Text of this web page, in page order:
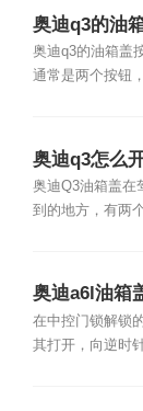
奥迪q3的油
奥迪q3的油箱盖
通常是两个按钮
奥迪q3怎么
奥迪Q3油箱盖在
到的地方，有两
奥迪a6l油箱
在中控门锁解锁
其打开，向逆时